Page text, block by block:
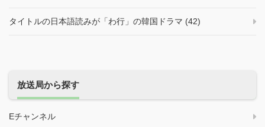
タイトルの日本語読みが「わ行」の韓国ドラマ (42)
放送局から探す
Eチャンネル